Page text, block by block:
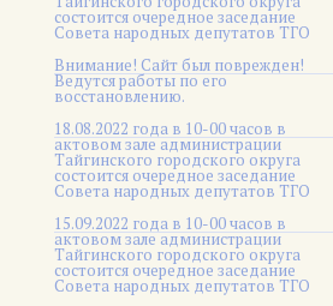
состоится очередное заседание
Совета народных депутатов ТГО
Внимание! Сайт был поврежден!
Ведутся работы по его
восстановлению.
18.08.2022 года в 10-00 часов в
актовом зале администрации
Тайгинского городского округа
состоится очередное заседание
Совета народных депутатов ТГО
15.09.2022 года в 10-00 часов в
актовом зале администрации
Тайгинского городского округа
состоится очередное заседание
Совета народных депутатов ТГО